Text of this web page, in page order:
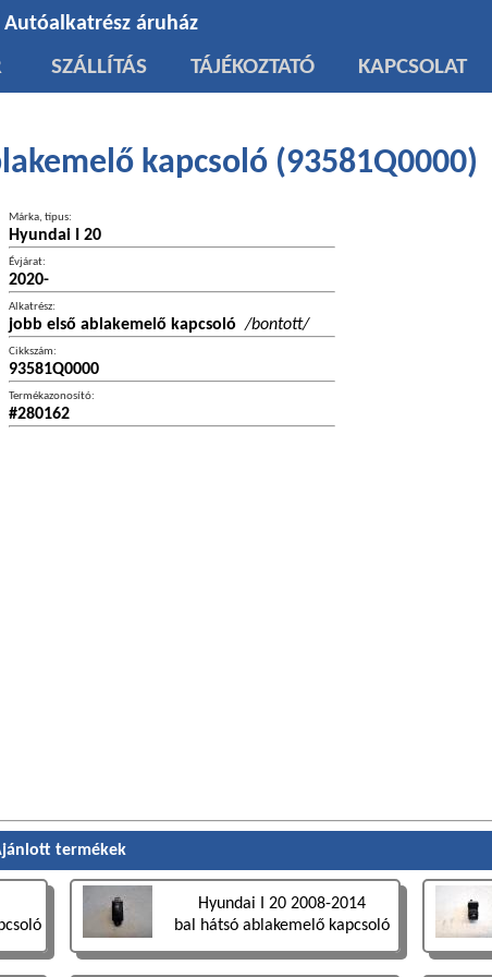
Autóalkatrész áruház
SZÁLLÍTÁS TÁJÉKOZTATÓ KAPCSOLAT
kapcsoló (93581Q0000)
Márka, típus:
Hyundai I 20
Évjárat:
2020-
Alkatrész:
jobb első ablakemelő kapcsoló/bontott/
Cikkszám:
93581Q0000
Termékazonosító:
#280162
termékek
Hyundai I 20 2008-2014
bal hátsó ablakemelő kapcsoló